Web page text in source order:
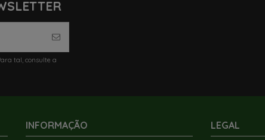
tal, consulte a
INFORMAÇÃO LEGAL